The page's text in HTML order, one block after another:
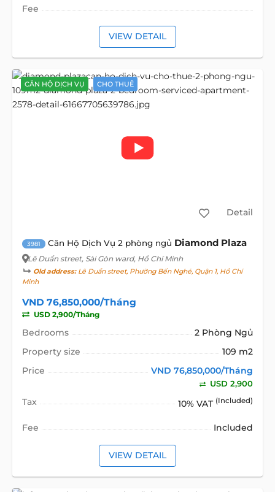
Fee
VIEW DETAIL
CĂN HỘ DỊCH VỤ CHO THUÊ
Detail
3981 Căn Hộ Dịch Vụ 2 phòng ngủ Diamond Plaza
Lê Duẩn street, Sài Gòn ward, Hồ Chí Minh
Old address:Lê Duẩn street, Phường Bến Nghé, Quận 1, Hồ Chí
Minh
VND 76,850,000/Tháng
USD 2,900/Tháng
Bedrooms
2 Phòng Ngủ
Property size
109 m2
Price
VND 76,850,000/Tháng
USD 2,900
Tax 10% VAT (Included)
Fee Included
VIEW DETAIL